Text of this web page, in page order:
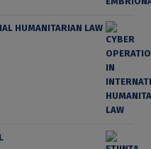
HUMANITARIAN LAW